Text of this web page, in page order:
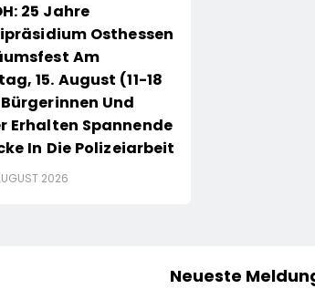
25 Jahre
Osthessen
Am
15. August (11-18
Und
Erhalten Spannende
In Die Polizeiarbeit
2026
Neueste